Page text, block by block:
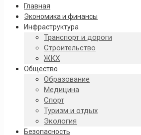
Главная
Экономика и финансы
Инфраструктура
Транспорт и дороги
Строительство
ЖКХ
Общество
Образование
Медицина
Спорт
Туризм и отдых
Экология
Безопасность